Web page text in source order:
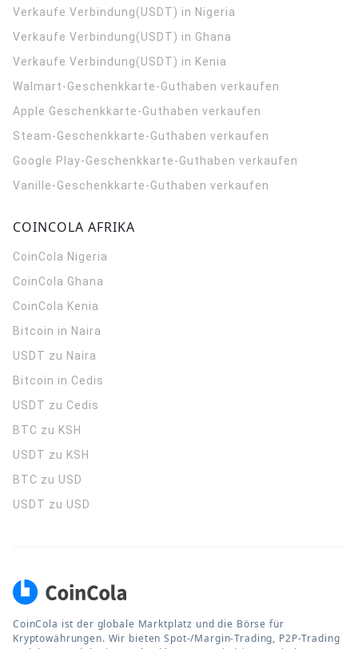
Verkaufe Verbindung(USDT) in Nigeria
Verkaufe Verbindung(USDT) in Ghana
Verkaufe Verbindung(USDT) in Kenia
Walmart-Geschenkkarte-Guthaben verkaufen
Apple Geschenkkarte-Guthaben verkaufen
Steam-Geschenkkarte-Guthaben verkaufen
Google Play-Geschenkkarte-Guthaben verkaufen
Vanille-Geschenkkarte-Guthaben verkaufen
COINCOLA AFRIKA
CoinCola Nigeria
CoinCola Ghana
CoinCola Kenia
Bitcoin in Naira
USDT zu Naira
Bitcoin in Cedis
USDT zu Cedis
BTC zu KSH
USDT zu KSH
BTC zu USD
USDT zu USD
CoinCola ist der globale Marktplatz und die Börse für
Kryptowährungen. Wir bieten Spot-/Margin-Trading, P2P-Trading